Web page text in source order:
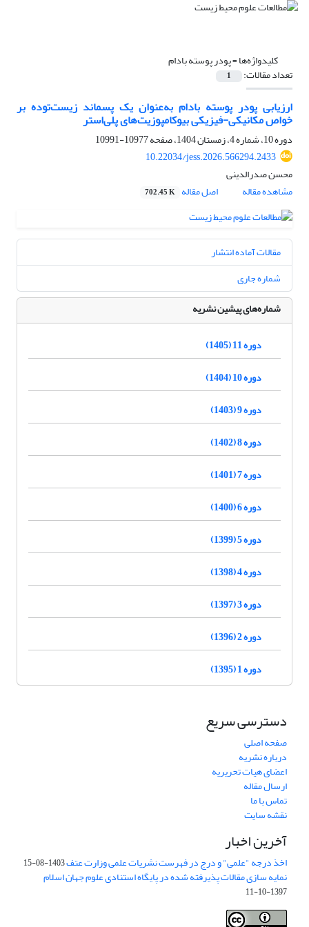
کلیدواژه‌ها =پودر پوسته بادام
تعداد مقالات: 1
ارزیابی پودر پوسته بادام به‌عنوان یک پسماند زیست‌توده بر
خواص مکانیکی-فیزیکی بیوکامپوزیت‌های پلی‌استر
دوره 10، شماره 4، زمستان 1404، صفحه
10977-10991
10.22034/jess.2026.566294.2433
محسن صدرالدینی
مشاهده مقاله
اصل مقاله 702.45 K
مقالات آماده انتشار
شماره جاری
شماره‌های پیشین نشریه
دوره 11 (1405)
دوره 10 (1404)
دوره 9 (1403)
دوره 8 (1402)
دوره 7 (1401)
دوره 6 (1400)
دوره 5 (1399)
دوره 4 (1398)
دوره 3 (1397)
دوره 2 (1396)
دوره 1 (1395)
دسترسی سریع
صفحه اصلی
درباره نشریه
اعضای هیات تحریریه
ارسال مقاله
تماس با ما
نقشه سایت
آخرین اخبار
اخذ درجه "علمی" و درج در فهرست نشریات علمی وزارت عتف1403-08-15
نمایه سازی مقالات پذیرفته شده در پایگاه استنادی علوم جهان اسلام
1397-10-11